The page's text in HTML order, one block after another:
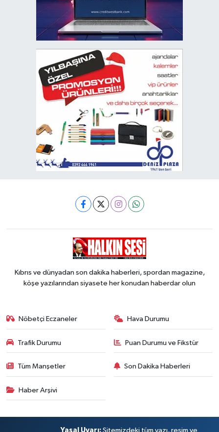
Kıbrıs ve dünyadan son dakika haberleri, spordan magazine,
köşe yazılarından siyasete her konudan haberdar olun
Nöbetçi Eczaneler Hava Durumu
Trafik Durumu Puan Durumu ve Fikstür
Tüm Manşetler Son Dakika Haberleri
Haber Arşivi
Yasal Uyarı: Sitemizdeki tüm yazı, resim ve